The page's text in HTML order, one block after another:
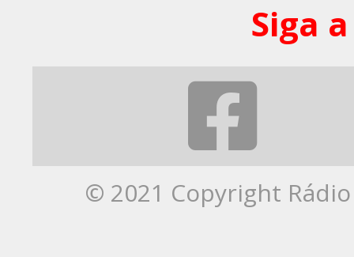
Siga
© 2021 Copyright